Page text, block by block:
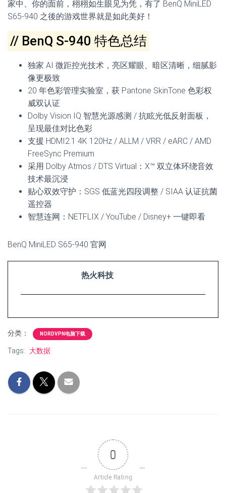
家中、你的面前，栩栩如生眼见为凭，有了 BenQ MiniLED
S65-940 之後的游戏世界就是如此美好！
// BenQ S-940 特色总结
独家 AI 微距控光技术，亮区耀眼、暗区清晰，细腻影
像更极致
20 年色彩管理实验室，获 Pantone SkinTone 色彩权
威双认证
Dolby Vision IQ 智慧光源感测 / 抗眩光低反射面板，
呈现最佳对比色彩
支援 HDMI2.1 4K 120Hz / ALLM / VRR / eARC / AMD
FreeSync Premium
采用 Dolby Atmos / DTS Virtual：X™ 双立体环绕音效
技术最沉浸
贴心双效守护：SGS 低蓝光四段调整 / SIAA 认证抗菌
遥控器
智慧连网：NETFLIX / YouTube / Disney+ 一键即看
BenQ MiniLED S65-940 官网
热火科技
分类： NORDVPN电脑下载
Tags: 大数据
0
Article Rating